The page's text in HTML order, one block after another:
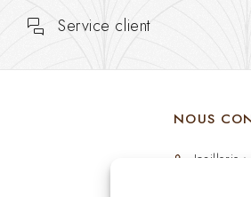
Service client
NOUS
Joaillerie